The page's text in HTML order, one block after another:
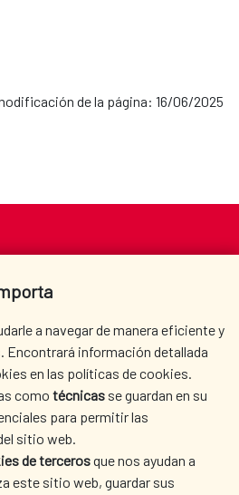
de la página: 16/06/2025
a navegar de manera eficiente y
Encontrará información detallada
en las políticas de cookies.
como técnicas se guardan en su
para permitir las
sitio web.
de tercerosque nos ayudan a
este sitio web, guardar sus
WHERE DO WE COOPERATE?
PRESS ROOM
LIBRARY